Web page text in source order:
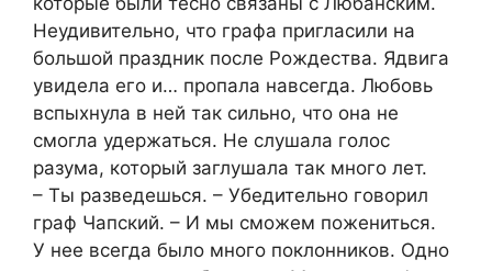
Неудивительно, что графа пригласили на
большой праздник после Рождества. Ядвига
увидела его и… пропала навсегда. Любовь
вспыхнула в ней так сильно, что она не
смогла удержаться. Не слушала голос
разума, который заглушала так много лет.
– Ты разведешься. – Убедительно говорил
граф Чапский. – И мы сможем пожениться.
У нее всегда было много поклонников. Одно